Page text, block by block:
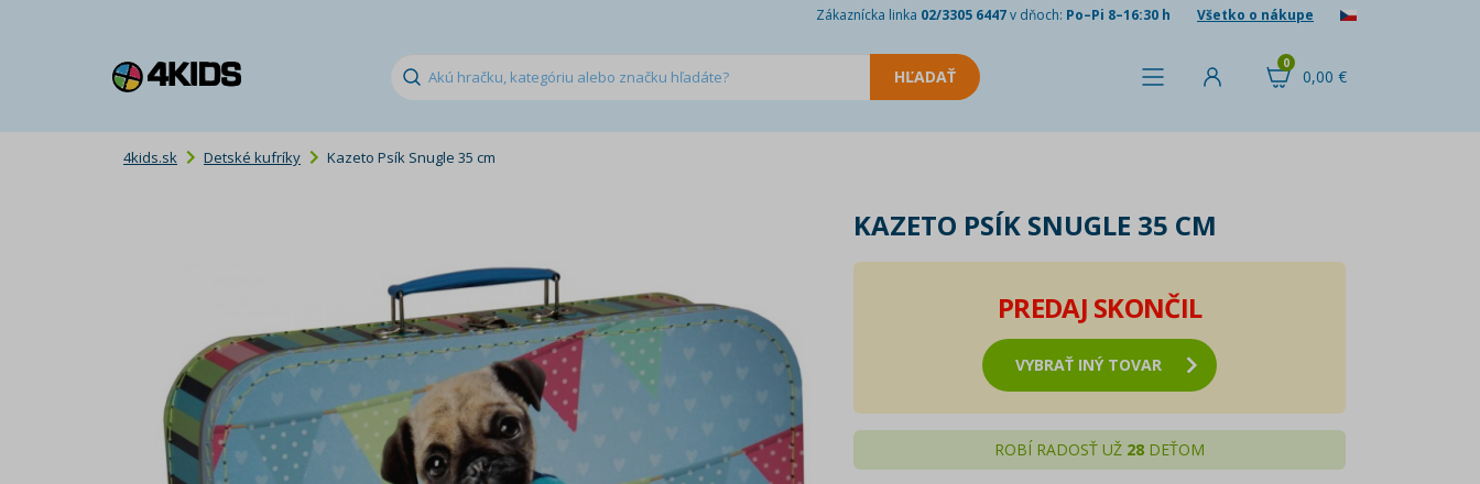
Zákaznícka linka 02/3305 6447v dňoch: Po–Pi 8–16:30 h Všetko o nákupe
0,00 €
0
4kids.sk Detské kufríky Kazeto Psík Snugle 35 cm
KAZETO PSÍK SNUGLE 35 CM
PREDAJ SKONČIL
VYBRAŤ INÝ TOVAR
ROBÍ RADOSŤ UŽ 28 DEŤOM